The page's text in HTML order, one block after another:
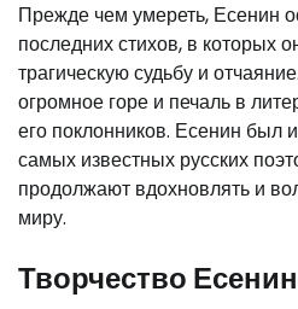
Прежде чем умереть, Есенин
последних стихов, в которых
трагическую судьбу и
огромное горе и печаль в
его поклонников. Есенин был
самых известных русских
продолжают вдохновлять и
миру.
Творчество